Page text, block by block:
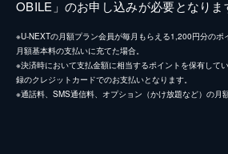
OBILE」のお申し込みが必要となりま
※U-NEXTの月額プラン会員が毎月もらえる1,200円分の
月額基本料の支払いに充てた場合。
※決済時において支払金額に相当するポイントを保有して
録のクレジットカードでのお支払いとなります。
※通話料、SMS通信料、オプション（かけ放題など）の月